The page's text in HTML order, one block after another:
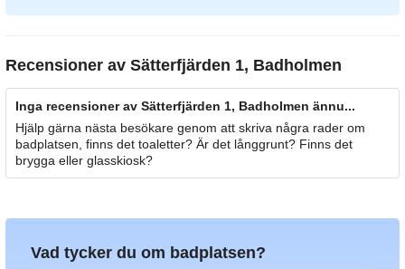
Recensioner av Sätterfjärden 1, Badholmen
Inga recensioner av Sätterfjärden 1, Badholmen ännu...
Hjälp gärna nästa besökare genom att skriva några rader om
badplatsen, finns det toaletter? Är det långgrunt? Finns det
brygga eller glasskiosk?
Vad tycker du om badplatsen?